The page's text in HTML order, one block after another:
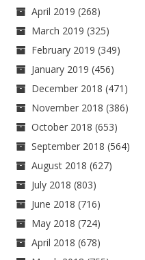
April 2019 (268)
March 2019 (325)
February 2019 (349)
January 2019 (456)
December 2018 (471)
November 2018 (386)
October 2018 (653)
September 2018 (564)
August 2018 (627)
July 2018 (803)
June 2018 (716)
May 2018 (724)
April 2018 (678)